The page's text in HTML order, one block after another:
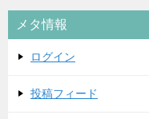
リ
ー
メタ情報
ログイン
投稿フィード